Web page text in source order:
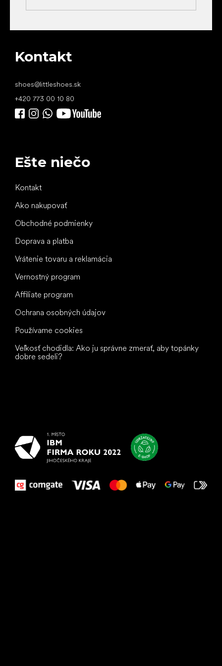
Kontakt
shoes@littleshoes.sk
+420 773 00 10 80
Ešte niečo
Kontakt
Ako nakupovať
Obchodné podmienky
Doprava a platba
Vrátenie tovaru a reklamácia
Vernostný program
Affiliate program
Ochrana osobných údajov
Používame cookies
Veľkosť chodidla: Ako ju správne zmerať, aby topánky
dobre sedeli?